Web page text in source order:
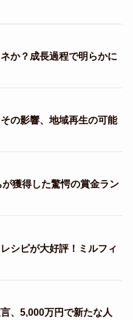
か？成長過程で明らかに
の影響、地域再生の可能
獲得した驚愕の賞金ラン
シピが大好評！ミルフィ
、5,000万円で新たな人